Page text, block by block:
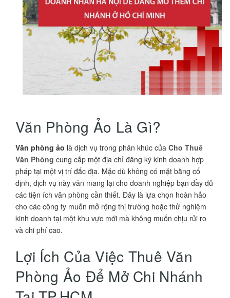
Văn Phòng Ảo Là Gì?
Văn phòng ảo là dịch vụ trong phân khúc của Cho Thuê
Văn Phòng cung cấp một địa chỉ đăng ký kinh doanh hợp
pháp tại một vị trí đắc địa. Mặc dù không có mặt bằng cố
định, dịch vụ này vẫn mang lại cho doanh nghiệp bạn đầy đủ
các tiện ích văn phòng cần thiết. Đây là lựa chọn hoàn hảo
cho các công ty muốn mở rộng thị trường hoặc thử nghiệm
kinh doanh tại một khu vực mới mà không muốn chịu rủi ro
và chi phí cao.
Lợi Ích Của Việc Thuê Văn
Phòng Ảo Để Mở Chi Nhánh